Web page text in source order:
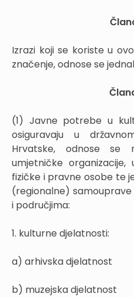
Izrazi koji se koriste u
značenje, odnose se
(1) Javne potrebe u
osiguravaju u
Hrvatske, odnose se
umjetničke organizacije,
fizičke i pravne osobe te
(regionalne)
i područjima:
1. kulturne djelatnosti:
a) arhivska djelatnost
b) muzejska djelatnost